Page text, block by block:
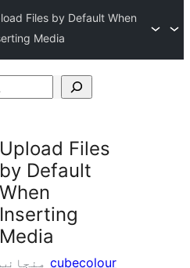
Files by Default When
Media
Upload Files
by Default
When
Inserting
Media
cubecolour